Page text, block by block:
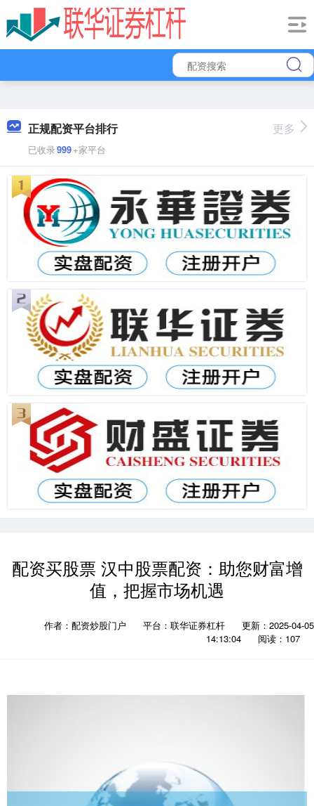
正规配资平台排行
已收录999+家平台
更多
配资买股票 汉中股票配资：助您财富增
值，把握市场机遇
作者：配资炒股门户 平台：联华证券杠杆
更新：2025-04-05
14:13:04
阅读：107